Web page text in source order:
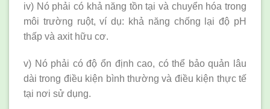
iv) Nó phải có khả năng tồn tại và chuyển hóa trong
môi trường ruột, ví dụ: khả năng chống lại độ pH
thấp và axit hữu cơ.
v) Nó phải có độ ổn định cao, có thể bảo quản lâu
dài trong điều kiện bình thường và điều kiện thực tế
tại nơi sử dụng.